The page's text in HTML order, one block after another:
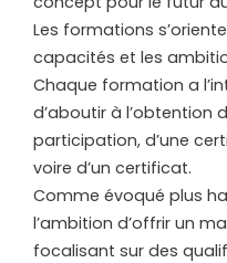
Les formations
capacités et les
Chaque formation a
d’aboutir à l’obtention
participation, d’une
voire d’un certificat.
Comme évoqué plus
l’ambition d’offrir un
focalisant sur des